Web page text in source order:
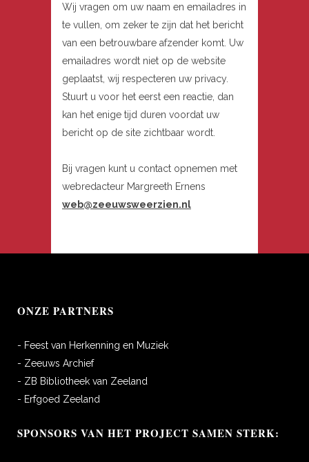
Wij vragen om uw naam en emailadres in
te vullen, om zeker te zijn dat het bericht
van een betrouwbare afzender komt. Uw
emailadres wordt niet op de website
geplaatst, wij respecteren uw privacy.
Stuurt u voor het eerst een reactie, dan
kan het enige tijd duren voordat uw
bericht op de site zichtbaar wordt.
Bij vragen kunt u contact opnemen met
webredacteur Margreeth Ernens
web@zeeuwsweerzien.nl
ONZE PARTNERS
- Feest van Herkenning en Muziek
- Zeeuws Archief
- ZB Bibliotheek van Zeeland
- Erfgoed Zeeland
SPONSORS VAN HET PROJECT SAMEN STERK: